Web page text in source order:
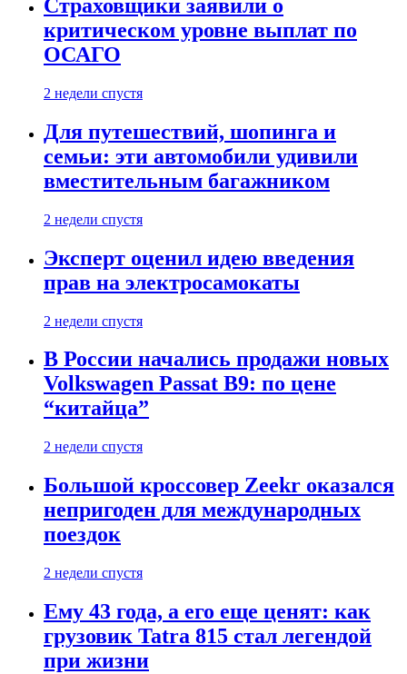
Страховщики заявили о
критическом уровне выплат по
ОСАГО
2 недели спустя
Для путешествий, шопинга и
семьи: эти автомобили удивили
вместительным багажником
2 недели спустя
Эксперт оценил идею введения
прав на электросамокаты
2 недели спустя
В России начались продажи новых
Volkswagen Passat B9: по цене
“китайца”
2 недели спустя
Большой кроссовер Zeekr оказался
непригоден для международных
поездок
2 недели спустя
Ему 43 года, а его еще ценят: как
грузовик Tatra 815 стал легендой
при жизни